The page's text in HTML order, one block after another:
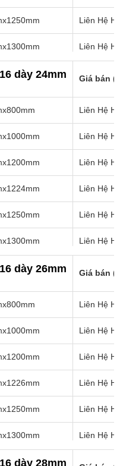
Liên Hệ
Liên Hệ
Liên Hệ
Liên Hệ
Liên Hệ
Liên Hệ
Liên Hệ
Liên Hệ
dày 24mm Giá bán
Liên Hệ
Liên Hệ
Liên Hệ
Liên Hệ
Liên Hệ
Liên Hệ
Liên Hệ
Liên Hệ
Liên Hệ
Liên Hệ
Liên Hệ
dày 26mm Giá bán
Liên Hệ
Liên Hệ
Liên Hệ
Liên Hệ
Liên Hệ
Liên Hệ
dày 28mm